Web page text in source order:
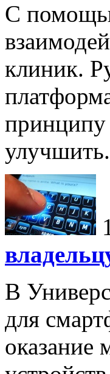
С
клиник.
принципу
В
для
оказание